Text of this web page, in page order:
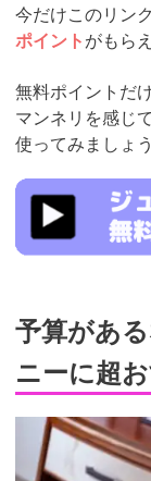
今だけこのリン
ポイントがもら
無料ポイントだ
マンネリを感じ
使ってみましょ
https://www.j-
live.tv/LiveChat/
予算があ
ニーに超